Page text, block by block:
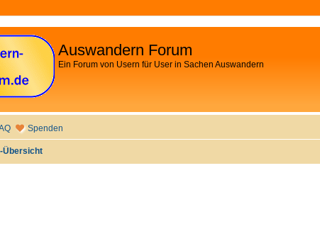
Auswandern Forum
Ein Forum von Usern für User in Sachen Auswandern
Spenden
Übersicht